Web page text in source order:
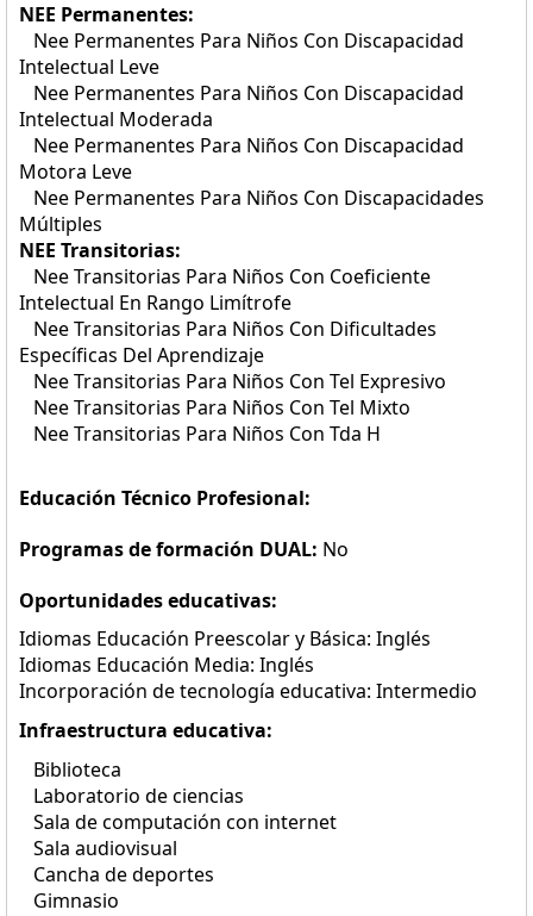
NEE Permanentes:
Nee Permanentes Para Niños Con Discapacidad
Intelectual Leve
Nee Permanentes Para Niños Con Discapacidad
Intelectual Moderada
Nee Permanentes Para Niños Con Discapacidad
Motora Leve
Nee Permanentes Para Niños Con Discapacidades
Múltiples
NEE Transitorias:
Nee Transitorias Para Niños Con Coeficiente
Intelectual En Rango Limítrofe
Nee Transitorias Para Niños Con Dificultades
Específicas Del Aprendizaje
Nee Transitorias Para Niños Con Tel Expresivo
Nee Transitorias Para Niños Con Tel Mixto
Nee Transitorias Para Niños Con Tda H
Educación Técnico Profesional:
Programas de formación DUAL: No
Oportunidades educativas:
Idiomas Educación Preescolar y Básica: Inglés
Idiomas Educación Media: Inglés
Incorporación de tecnología educativa: Intermedio
Infraestructura educativa:
Biblioteca
Laboratorio de ciencias
Sala de computación con internet
Sala audiovisual
Cancha de deportes
Gimnasio